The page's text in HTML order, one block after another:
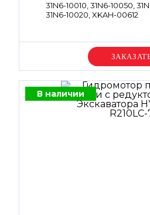
31N6-10010, 31N6-10050,
31N6-10020, XKAH-00612
Уточняйте
В наличии